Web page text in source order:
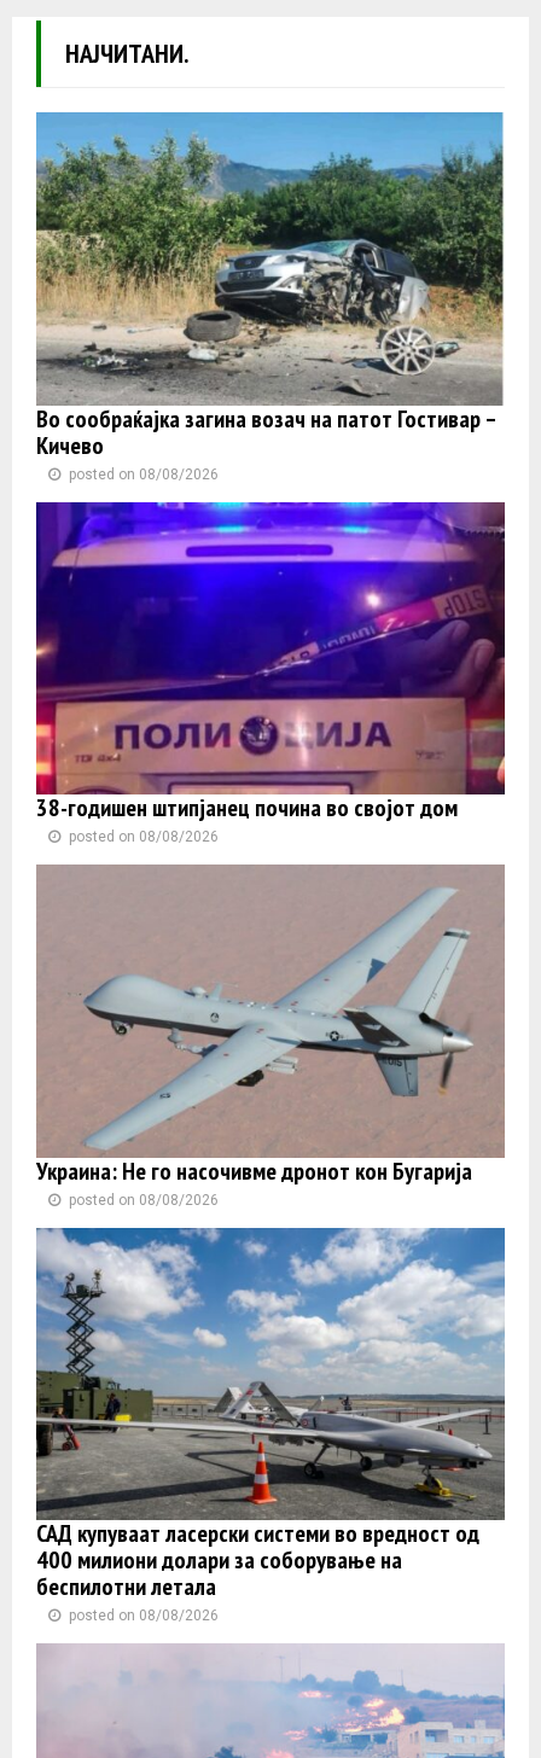
НАЈЧИТАНИ.
Во сообраќајка загина возач на патот Гостивар –
Кичево
posted on 08/08/2026
38-годишен штипјанец почина во својот дом
posted on 08/08/2026
Украина: Не го насочивме дронот кон Бугарија
posted on 08/08/2026
САД купуваат ласерски системи во вредност од
400 милиони долари за соборување на
беспилотни летала
posted on 08/08/2026